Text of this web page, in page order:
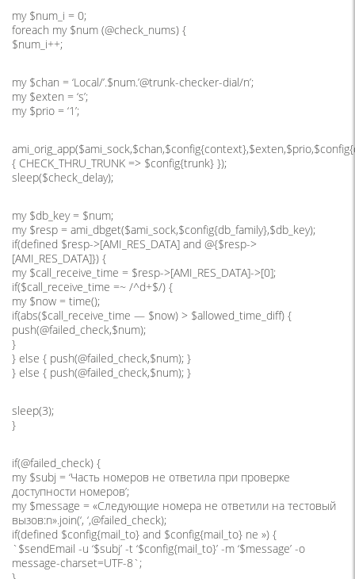
my $num_i = 0;
foreach my $num (@check_nums) {
$num_i++;
my $chan = ‘Local/’.$num.’@trunk-checker-dial/n’;
my $exten = ‘s’;
my $prio = ‘1’;
{ CHECK_THRU_TRUNK => $config{trunk} });
sleep($check_delay);
my $db_key = $num;
my $resp = ami_dbget($ami_sock,$config{db_family},$db_key);
if(defined $resp->[AMI_RES_DATA] and @{$resp->
[AMI_RES_DATA]}) {
my $call_receive_time = $resp->[AMI_RES_DATA]->[0];
if($call_receive_time =~ /^d+$/) {
my $now = time();
if(abs($call_receive_time — $now) > $allowed_time_diff) {
push(@failed_check,$num);
}
} else { push(@failed_check,$num); }
} else { push(@failed_check,$num); }
sleep(3);
}
if(@failed_check) {
my $subj = ‘Часть номеров не ответила при проверке
доступности номеров’;
my $message = «Следующие номера не ответили на тестовый
вызов:n».join(‘, ‘,@failed_check);
if(defined $config{mail_to} and $config{mail_to} ne ») {
`$sendEmail -u ‘$subj’ -t ‘$config{mail_to}’ -m ‘$message’ -o
message-charset=UTF-8`;